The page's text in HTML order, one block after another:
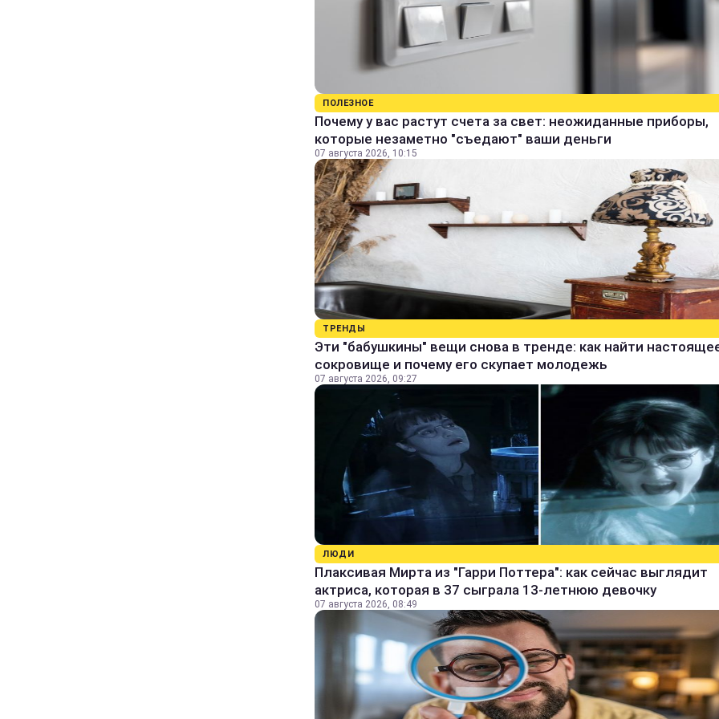
ПОЛЕЗНОЕ
Почему у вас растут счета за свет: неожиданные приборы,
которые незаметно "съедают" ваши деньги
07 августа 2026, 10:15
ТРЕНДЫ
Эти "бабушкины" вещи снова в тренде: как найти
сокровище и почему его скупает молодежь
07 августа 2026, 09:27
ЛЮДИ
Плаксивая Мирта из "Гарри Поттера": как сейчас выглядит
актриса, которая в 37 сыграла 13-летнюю девочку
07 августа 2026, 08:49